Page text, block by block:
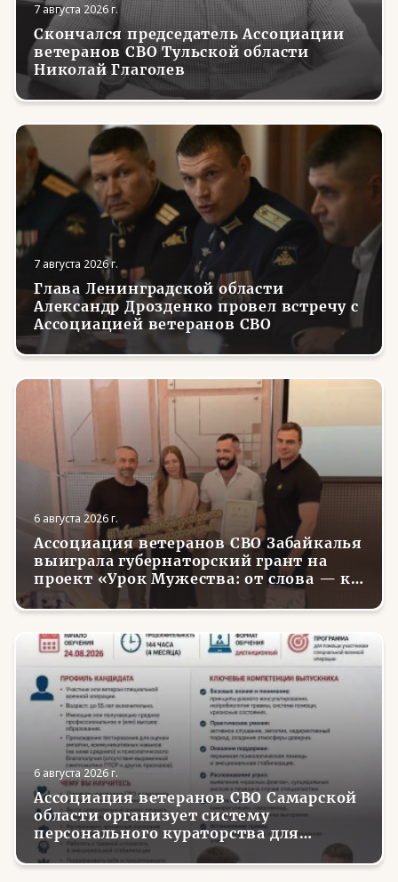
7 августа 2026 г.
Скончался председатель Ассоциации
ветеранов СВО Тульской области
Николай Глаголев
7 августа 2026 г.
Глава Ленинградской области
Александр Дрозденко провел встречу с
Ассоциацией ветеранов СВО
6 августа 2026 г.
Ассоциация ветеранов СВО Забайкалья
выиграла губернаторский грант на
проект «Урок Мужества: от слова — к
делу»
6 августа 2026 г.
Ассоциация ветеранов СВО Самарской
области организует систему
персонального кураторства для
трудоустройства и социализации
вернувшихся с фронта бойцов